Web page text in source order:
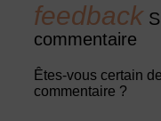
commentaire
Êtes-vous certain
commentaire ?